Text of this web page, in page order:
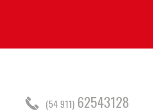
(54 911) 62543128